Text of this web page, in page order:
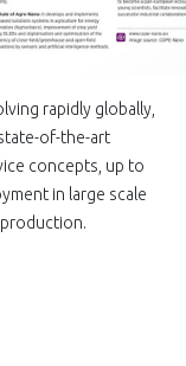
rapidly globally,
of-the-art
concepts, up to
in large scale